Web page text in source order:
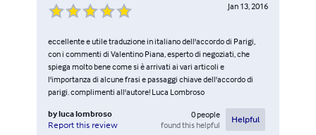
Jan 13, 2016
eccellente e utile traduzione in italiano dell'accordo di Parigi,
con i commenti di Valentino Piana, esperto di negoziati, che
spiega molto bene come si è arrivati ai vari articoli e
l'importanza di alcune frasi e passaggi chiave dell'accordo di
parigi. complimenti all'autore! Luca Lombroso
byluca lombroso
Report this review
0people
found this helpful
Helpful